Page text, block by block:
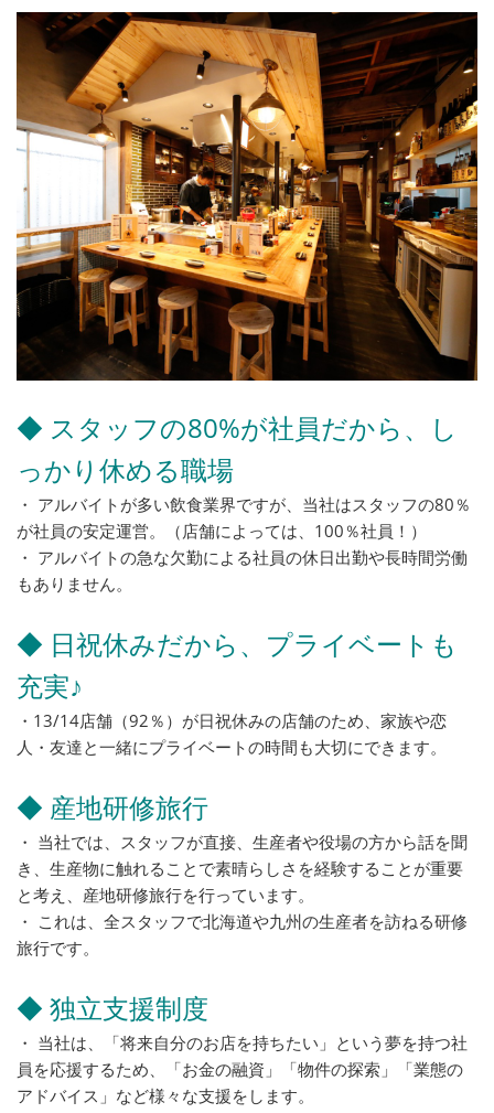
◆ スタッフの80%が社員だから、し
っかり休める職場
・ アルバイトが多い飲食業界ですが、当社はスタッフの80％
が社員の安定運営。（店舗によっては、100％社員！）
・ アルバイトの急な欠勤による社員の休日出勤や長時間労働
もありません。
◆ 日祝休みだから、プライベートも
充実♪
・13/14店舗（92％）が日祝休みの店舗のため、家族や恋
人・友達と一緒にプライベートの時間も大切にできます。
◆ 産地研修旅行
・ 当社では、スタッフが直接、生産者や役場の方から話を聞
き、生産物に触れることで素晴らしさを経験することが重要
と考え、産地研修旅行を行っています。
・ これは、全スタッフで北海道や九州の生産者を訪ねる研修
旅行です。
◆ 独立支援制度
・ 当社は、「将来自分のお店を持ちたい」という夢を持つ社
員を応援するため、「お金の融資」「物件の探索」「業態の
アドバイス」など様々な支援をします。